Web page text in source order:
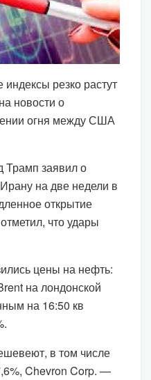
резко растут
новости о
огня между США
заявил о
на две недели в
открытие
что удары
цены на нефть:
на лондонской
на 16:50 кв
в том числе
Chevron Corp. —